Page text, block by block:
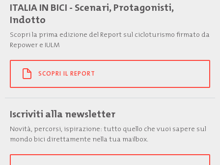
ITALIA IN BICI - Scenari, Protagonisti,
Indotto
Scopri la prima edizione del Report sul cicloturismo firmato da
Repower e IULM
SCOPRI IL REPORT
Iscriviti alla newsletter
Novità, percorsi, ispirazione: tutto quello che vuoi sapere sul
mondo bici direttamente nella tua mailbox.